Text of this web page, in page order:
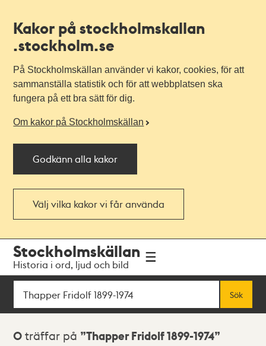
Kakor på stockholmskallan
.stockholm.se
På Stockholmskällan använder vi kakor, cookies, för att
sammanställa statistik och för att webbplatsen ska
fungera på ett bra sätt för dig.
Om kakor på Stockholmskällan
Godkänn alla kakor
Välj vilka kakor vi får använda
navigationen
huvudinnehållet
Stockholmskällan
Historia i ord, ljud och bild
Sök
Sök
Sökresultat
0 träffar på Thapper Fridolf 1899-1974